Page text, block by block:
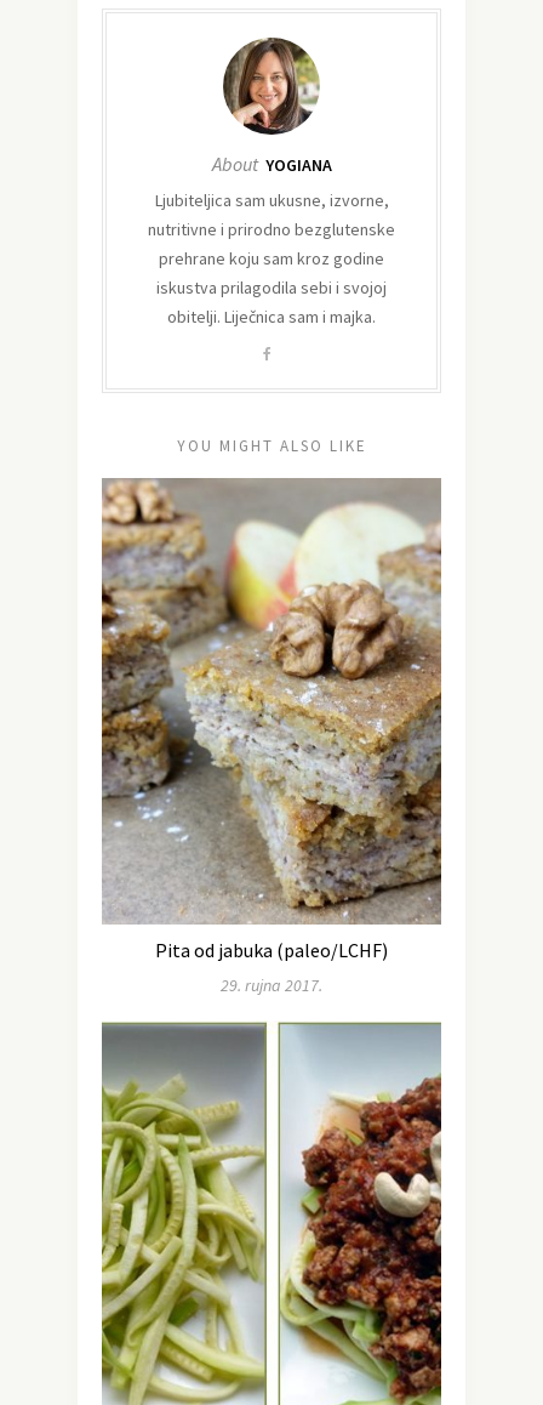
About YOGIANA
Ljubiteljica sam ukusne, izvorne,
nutritivne i prirodno bezglutenske
prehrane koju sam kroz godine
iskustva prilagodila sebi i svojoj
obitelji. Liječnica sam i majka.
YOU MIGHT ALSO LIKE
Pita od jabuka (paleo/LCHF)
29. rujna 2017.